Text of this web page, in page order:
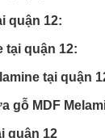
quận 12:
tại quận 12:
tại quận
gỗ MDF
quận 12